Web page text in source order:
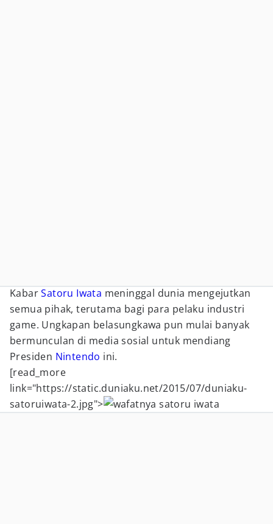
KabarSatoru Iwata meninggal dunia mengejutkan
semua pihak, terutama bagi para pelaku industri
game. Ungkapan belasungkawa pun mulai banyak
bermunculan di media sosial untuk mendiang
Presiden Nintendo ini.
[read_more
link="https://static.duniaku.net/2015/07/duniaku-
satoruiwata-2.jpg">